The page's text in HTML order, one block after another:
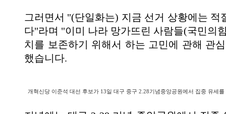
그러면서 "(단일화는) 지금 선거 상황에는 적
다"라며 "이미 나라 망가뜨린 사람들(국민의
치를 보존하기 위해서 하는 고민에 관해 관
했습니다.
개혁신당 이준석 대선 후보가 13일 대구 중구 2.28기념중앙공원에서 집중 유세